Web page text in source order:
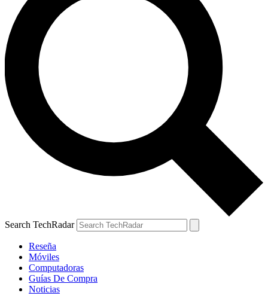
Search TechRadar
Reseña
Móviles
Computadoras
Guías De Compra
Noticias